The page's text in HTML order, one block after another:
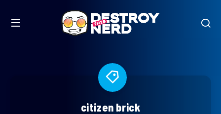
citizen brick